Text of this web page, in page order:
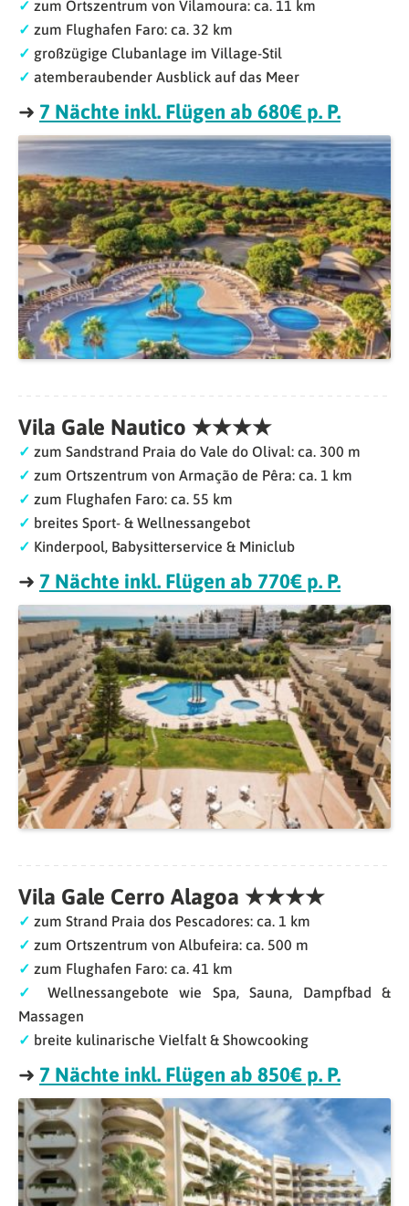
✓ zum Ortszentrum von Vilamoura: ca. 11 km
✓ zum Flughafen Faro: ca. 32 km
✓ großzügige Clubanlage im Village-Stil
✓ atemberaubender Ausblick auf das Meer
➜ 7 Nächte inkl. Flügen ab 680€ p. P.
Vila Gale Nautico ★★★★
✓ zum Sandstrand Praia do Vale do Olival: ca. 300 m
✓ zum Ortszentrum von Armação de Pêra: ca. 1 km
✓ zum Flughafen Faro: ca. 55 km
✓ breites Sport- & Wellnessangebot
✓ Kinderpool, Babysitterservice & Miniclub
➜ 7 Nächte inkl. Flügen ab 770€ p. P.
Vila Gale Cerro Alagoa ★★★★
✓ zum Strand Praia dos Pescadores: ca. 1 km
✓ zum Ortszentrum von Albufeira: ca. 500 m
✓ zum Flughafen Faro: ca. 41 km
✓ Wellnessangebote wie Spa, Sauna, Dampfbad &
Massagen
✓ breite kulinarische Vielfalt & Showcooking
➜ 7 Nächte inkl. Flügen ab 850€ p. P.